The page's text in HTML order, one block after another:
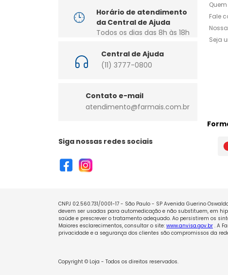
Horário de atendimento
da Central de Ajuda
Todos os dias das 8h às 18h
Central de Ajuda
(11) 3777-0800
Contato e-mail
atendimento@farmais.com.br
Siga nossas redes sociais
Fale
Seja
CNPJ 02.560.731/0001-17 - São Paulo - SP Avenida Guerino
devem ser usadas para automedicação e não substituem, em
saúde e prescrever o tratamento adequado. Ao persistirem os
Maiores esclarecimentos, consultar o site: www.anvisa.gov.br . A
privacidade e a segurança dos clientes são compromissos da
Copyright © Loja - Todos os direitos reservados.